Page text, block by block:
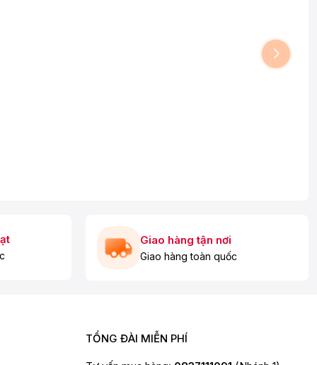
Giao hàng tận nơi
Giao hàng toàn quốc
TỔNG ĐÀI MIỄN PHÍ